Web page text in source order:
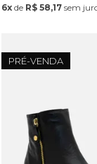
6xde R$ 58,17sem
PRÉ-VENDA